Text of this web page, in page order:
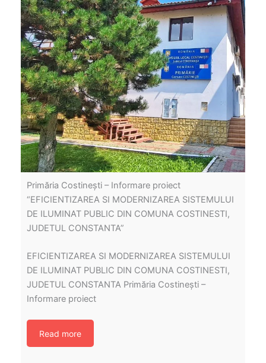
Primăria Costinești – Informare proiect
“EFICIENTIZAREA SI MODERNIZAREA SISTEMULUI
DE ILUMINAT PUBLIC DIN COMUNA COSTINESTI,
JUDETUL CONSTANTA”
EFICIENTIZAREA SI MODERNIZAREA SISTEMULUI
DE ILUMINAT PUBLIC DIN COMUNA COSTINESTI,
JUDETUL CONSTANTA Primăria Costinești –
Informare proiect
Read more